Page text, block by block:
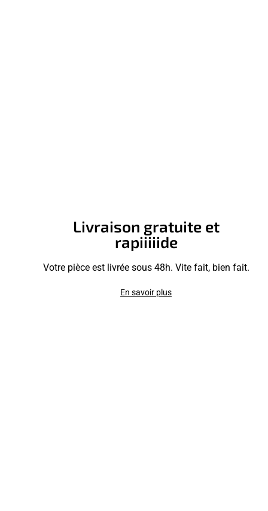
Livraison gratuite et
rapiiiiide
Votre pièce est livrée sous 48h. Vite fait, bien fait.
En savoir plus